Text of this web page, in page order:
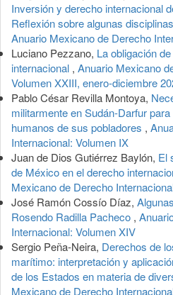
Inversión y derecho internacional
Reflexión sobre algunas
Anuario Mexicano de Derecho
Luciano Pezzano, La obligación
internacional , Anuario Mexicano
Volumen XXIII, enero-diciembre
Pablo César Revilla Montoya,
militarmente en Sudán-Darfur
humanos de sus pobladores ,
Internacional: Volumen IX
Juan de Dios Gutiérrez Baylón, El
de México en el derecho
Mexicano de Derecho
José Ramón Cossío Díaz,
Rosendo Radilla Pacheco ,
Internacional: Volumen XIV
Sergio Peña-Neira, Derechos de
marítimo: interpretación y
de los Estados en materia de
Mexicano de Derecho